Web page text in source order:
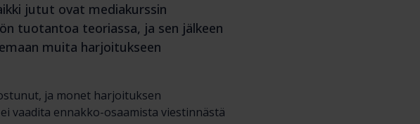
jutut ovat mediakurssin
tuotantoa teoriassa, ja sen jälkeen
muita harjoitukseen
ja monet harjoituksen
vaadita ennakko-osaamista viestinnästä